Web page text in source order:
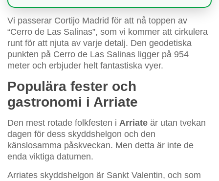
Vi passerar Cortijo Madrid för att nå toppen av
“Cerro de Las Salinas”, som vi kommer att cirkulera
runt för att njuta av varje detalj. Den geodetiska
punkten på Cerro de Las Salinas ligger på 954
meter och erbjuder helt fantastiska vyer.
Populära fester och
gastronomi i Arriate
Den mest rotade folkfesten i Arriate är utan tvekan
dagen för dess skyddshelgon och den
känslosamma påskveckan. Men detta är inte de
enda viktiga datumen.
Arriates skyddshelgon är Sankt Valentin, och som